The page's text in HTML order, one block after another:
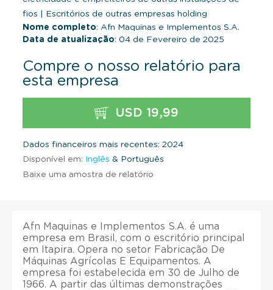
fios
Escritórios de outras empresas holding
Nome completo: Afn Maquinas e Implementos S.A.
Data de atualização: 04 de Fevereiro de 2025
Compre o nosso relatório para
esta empresa
USD 19,99
Dados financeiros mais recentes: 2024
Disponível em: Inglês & Português
Baixe uma amostra de relatório
Afn Maquinas e Implementos S.A. é uma
empresa em Brasil, com o escritório principal
em Itapira. Opera no setor Fabricação De
Máquinas Agrícolas E Equipamentos. A
empresa foi estabelecida em 30 de Julho de
1966. A partir das últimas demonstrações